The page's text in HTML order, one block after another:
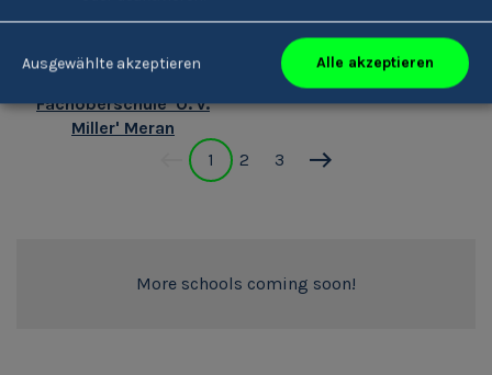
Einstein' &
Fachoberschule 'O. v.
Miller' Meran
Torricelli' Bolzano
1 2 3
More schools coming soon!
Ausgewählte akzeptieren Alle akzeptieren